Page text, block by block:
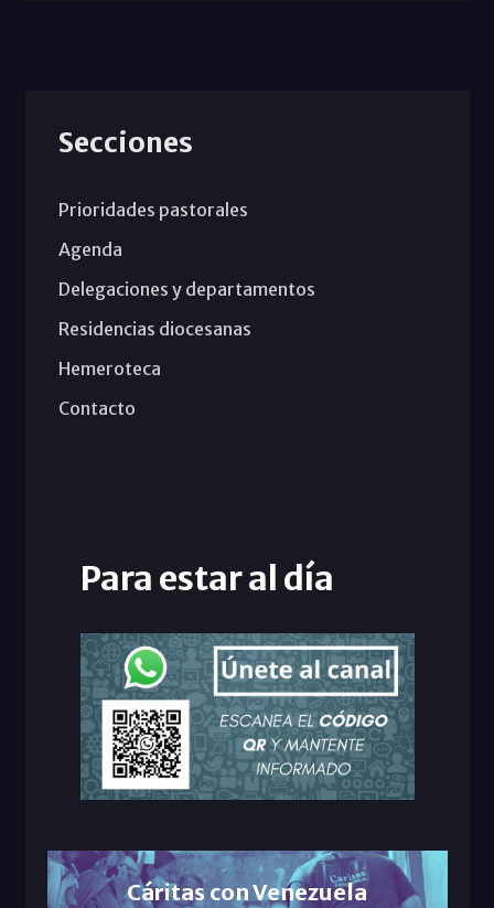
Secciones
Prioridades pastorales
Agenda
Delegaciones y departamentos
Residencias diocesanas
Hemeroteca
Contacto
Para estar al día
Cáritas con Venezuela